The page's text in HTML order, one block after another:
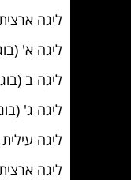
ליגה
ליגה א'
ליגה ב
ליגה ג'
ליגה
ליגה